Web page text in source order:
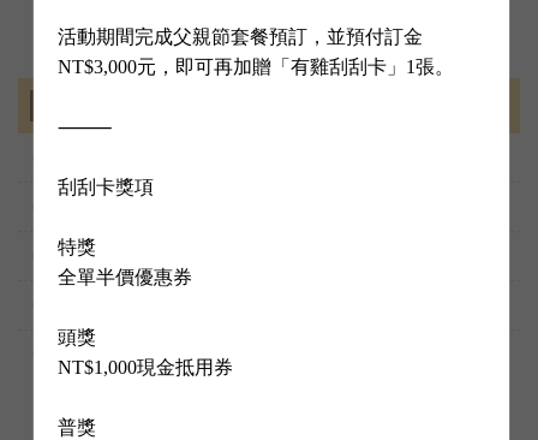
04.02 台南花雕雞 - 廚房有雞
2026年農曆春節宅配物流配送公告
活動期間完成父親節套餐預訂，並預付訂金
NT$3,000元，即可再加贈「有雞刮刮卡」1張。
⸻
刮刮卡獎項
特獎
全單半價優惠券
頭獎
NT$1,000現金抵用券
普獎